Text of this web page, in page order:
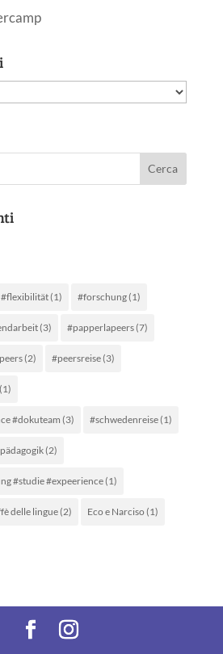
#flexibilität(1) #forschung(1)
(3) #papperlapeers(7)
(2) #peersreise(3)
#dokuteam (3) #schwedenreise(1)
(2)
#studie #expeerience(1)
delle lingue(2) Eco e Narciso (1)